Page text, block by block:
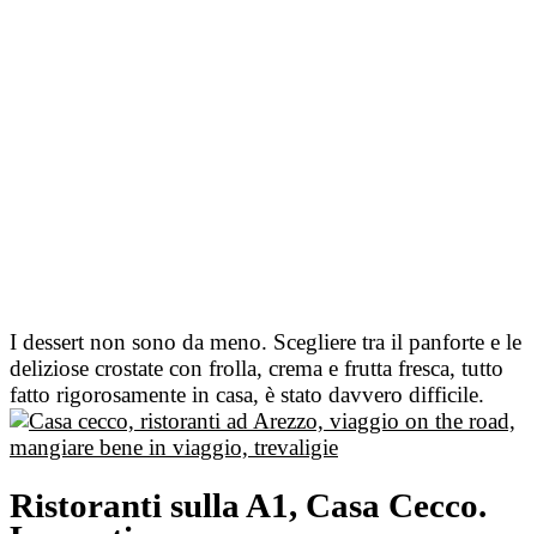
I dessert non sono da meno. Scegliere tra il panforte e le
deliziose crostate con frolla, crema e frutta fresca, tutto
fatto rigorosamente in casa, è stato davvero difficile.
Ristoranti sulla A1, Casa Cecco.